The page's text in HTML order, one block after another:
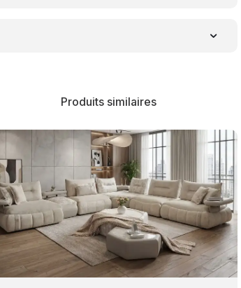
Produits similaires